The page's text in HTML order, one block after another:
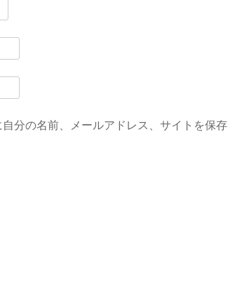
分の名前、メールアドレス、サイトを保存